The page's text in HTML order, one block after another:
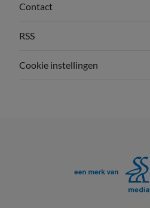
Contact
RSS
Cookie instellingen